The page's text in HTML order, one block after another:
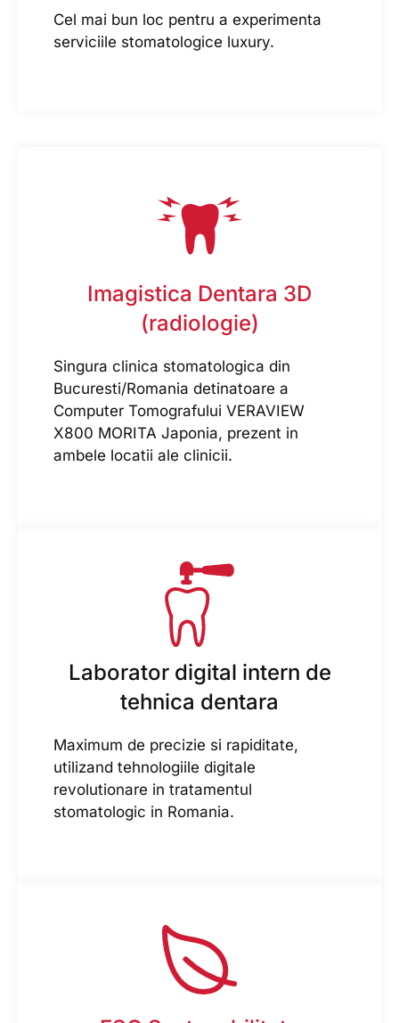
Cel mai bun loc pentru a experimenta
serviciile stomatologice luxury.
Imagistica Dentara 3D
(radiologie)
Singura clinica stomatologica din
Bucuresti/Romania detinatoare a
Computer Tomografului VERAVIEW
X800 MORITA Japonia, prezent in
ambele locatii ale clinicii.
Laborator digital intern de
tehnica dentara
Maximum de precizie si rapiditate,
utilizand tehnologiile digitale
revolutionare in tratamentul
stomatologic in Romania.